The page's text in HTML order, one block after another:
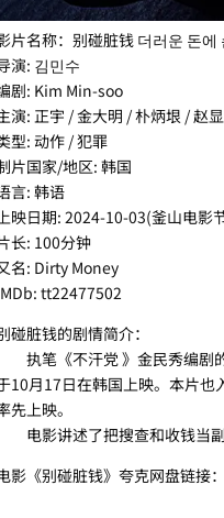
片名称：别碰脏钱 더러운 돈에
演: 김민수
剧: Kim Min-soo
演: 正宇 / 金大明 / 朴炳垠 / 赵
型: 动作 / 犯罪
片国家/地区: 韩国
言: 韩语
上映日期: 2024-10-03(釜山电影
长: 100分钟
名: Dirty Money
tt22477502
碰脏钱的剧情简介：
执笔《不汗党 》金民秀编剧的
10月17日在韩国上映。本片
先上映。
电影讲述了把搜查和收钱当副
影《别碰脏钱》夸克网盘链接：